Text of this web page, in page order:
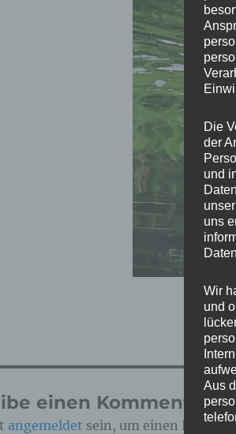
einen Kommentar
angemeldet sein, um einen
Die
der
und
uns
Wir
und
Aus